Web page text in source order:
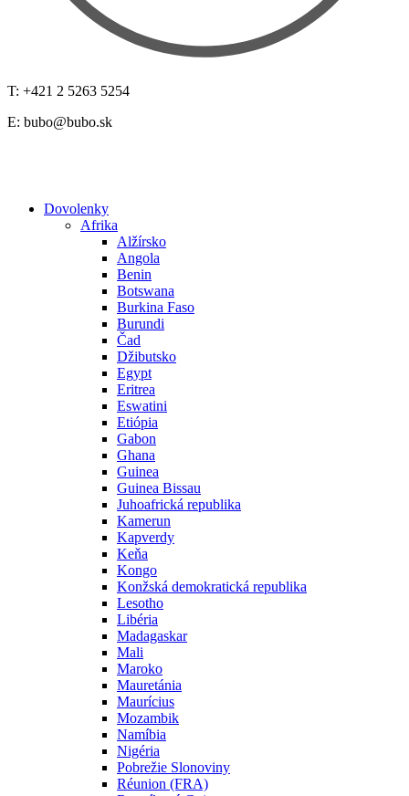
T: +421 2 5263 5254
E: bubo@bubo.sk
Dovolenky
Afrika
Alžírsko
Angola
Benin
Botswana
Burkina Faso
Burundi
Čad
Džibutsko
Egypt
Eritrea
Eswatini
Etiópia
Gabon
Ghana
Guinea
Guinea Bissau
Juhoafrická republika
Kamerun
Kapverdy
Keňa
Kongo
Konžská demokratická republika
Lesotho
Libéria
Madagaskar
Mali
Maroko
Mauretánia
Maurícius
Mozambik
Namíbia
Nigéria
Pobrežie Slonoviny
Réunion (FRA)